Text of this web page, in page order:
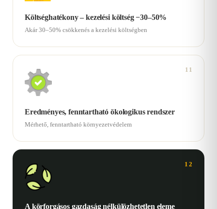
Költséghatékony – kezelési költség −30–50%
Akár 30–50% csökkenés a kezelési költségben
11
Eredményes, fenntartható ökologikus rendszer
Mérhető, fenntartható környezetvédelem
12
A körforgásos gazdaság nélkülözhetetlen eleme